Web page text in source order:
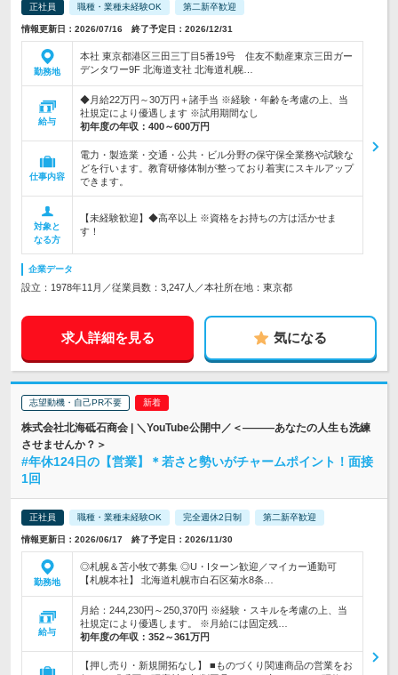
正社員 職種・業種未経験OK 第二新卒歓迎
情報更新日：2026/07/16 終了予定日：2026/12/31
勤務地
本社 東京都港区三田三丁目5番19号 住友不動産東京三田ガー
デンタワー9F 北海道支社 北海道札幌…
給与
◆月給22万円～30万円＋諸手当 ※経験・年齢を考慮の上、当
社規定により優遇します ※試用期間なし
初年度の年収： 400～600万円
仕事内容
電力・製造業・交通・公共・ビル分野の保守保全業務や試験な
どを行います。教育研修体制が整っており着実にスキルアップ
できます。
対象と
なる方
【未経験歓迎】◆高卒以上 ※資格をお持ちの方は活かせま
す！
企業データ
設立：1978年11月／従業員数：3,247人／本社所在地：東京都
求人詳細を見る 気になる
志望動機・自己PR不要
株式会社北海砥石商会 | ＼YouTube公開中／＜―――あなたの人生も洗練
させませんか？＞
#年休124日の【営業】＊若さと勢いがチャームポイント！面接
1回
正社員 職種・業種未経験OK 完全週休2日制 第二新卒歓迎
情報更新日：2026/06/17 終了予定日：2026/11/30
勤務地
◎札幌＆苫小牧で募集 ◎U・Iターン歓迎／マイカー通勤可
【札幌本社】 北海道札幌市白石区菊水8条…
給与
月給：244,230円～250,370円 ※経験・スキルを考慮の上、当
社規定により優遇します。 ※月給には固定残…
初年度の年収： 352～361万円
【押し売り・新規開拓なし】 ■ものづくり関連商品の営業をお